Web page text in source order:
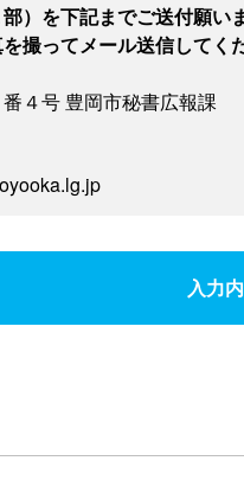
）を下記までご送付願い
撮ってメール送信してく
４号 豊岡市秘書広報課